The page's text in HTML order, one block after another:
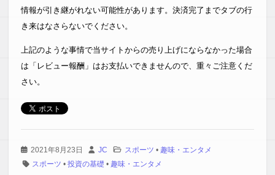
情報が引き継がれない可能性があります。決済完了までタブの行
き来はなさらないでください。
上記のような事情で当サイトからの売り上げにならなかった場合
は「レビュー報酬」はお支払いできませんので、重々ご注意くだ
さい。
2021年8月23日 JC スポーツ • 趣味・エンタメ
スポーツ • 投資の基礎 • 趣味・エンタメ